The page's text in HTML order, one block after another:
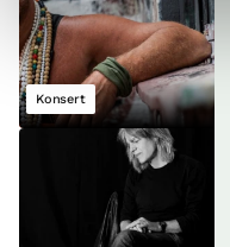
Konsert